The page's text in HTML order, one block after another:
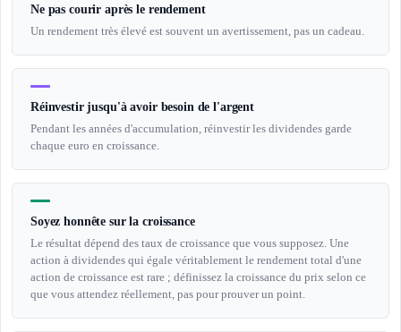
Ne pas courir après le rendement
Un rendement très élevé est souvent un avertissement, pas un cadeau.
Réinvestir jusqu'à avoir besoin de l'argent
Pendant les années d'accumulation, réinvestir les dividendes garde
chaque euro en croissance.
Soyez honnête sur la croissance
Le résultat dépend des taux de croissance que vous supposez. Une
action à dividendes qui égale véritablement le rendement total d'une
action de croissance est rare ; définissez la croissance du prix selon ce
que vous attendez réellement, pas pour prouver un point.